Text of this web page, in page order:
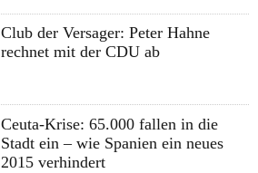
Club der Versager: Peter Hahne
rechnet mit der CDU ab
Ceuta-Krise: 65.000 fallen in die
Stadt ein – wie Spanien ein neues
2015 verhindert